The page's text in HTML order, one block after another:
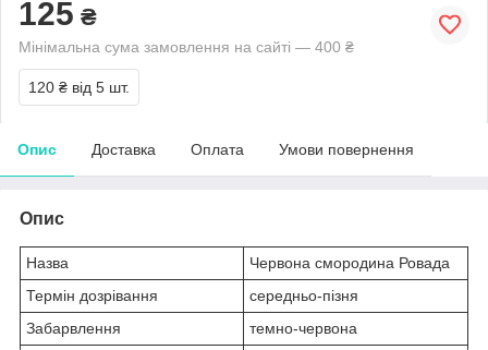
125 ₴
Мінімальна сума замовлення на сайті — 400 ₴
120 ₴ від 5 шт.
Опис Доставка Оплата Умови повернення
Опис
Назва
Червона смородина Ровада
Термін дозрівання
середньо-пізня
Забарвлення
темно-червона